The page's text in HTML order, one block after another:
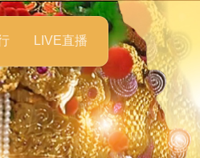
LIVE直播